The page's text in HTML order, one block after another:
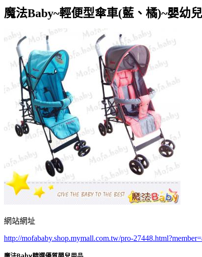
魔法Baby~輕便型傘車(藍、橘)~嬰幼
網站網址
http://mofababy.shop.mymall.com.tw/pro-
魔法Baby精選優質嬰兒用品